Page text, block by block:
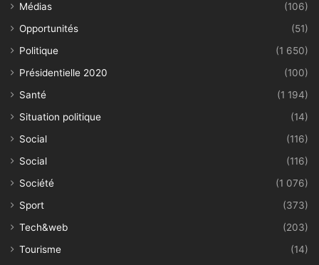
Médias
(106)
Opportunités
(51)
Politique
(1 650)
Présidentielle 2020
(100)
Santé
(1 194)
Situation politique
(14)
Social
(116)
Social
(116)
Société
(1 076)
Sport
(373)
Tech&web
(203)
Tourisme
(14)